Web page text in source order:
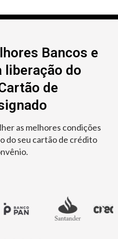
Bancos e
liberação do
de
as melhores condições
do seu cartão de crédito